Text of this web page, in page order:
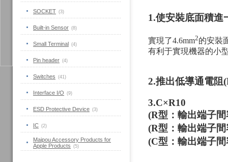
SOCKET (3)
Built-in Sensor (8)
Small Terminal (4)
Pin header (4)
Switches (41)
Interface I/O (9)
ESD Protective Device (3)
IC (2)
Maipou Accessory Products for
Apple Products (5)
1.使安裝底面積進
實現了4.6mm2的安裝
有利于實現機器的小
2.推出低導通電阻
3.C×R10
(R型：輸出端子
(R型：輸出端子
(C型：輸出端子